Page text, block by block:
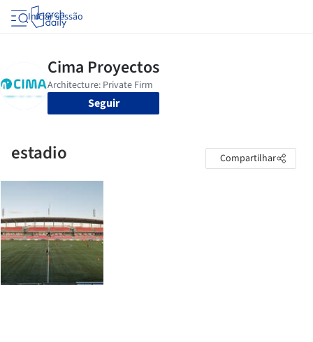
Iniciar sessão
Seguir
estadio Compartilhar